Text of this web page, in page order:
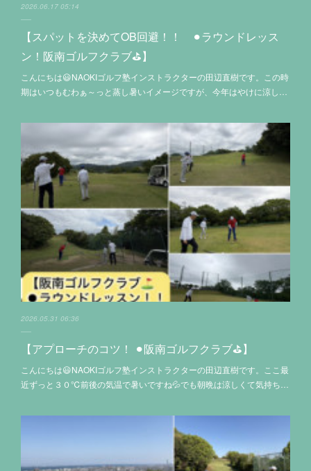
2026.06.17 05:14
【スパットを決めてOB回避！！ ⚫︎ラウンドレッス
ン！阪南ゴルフクラブ⛳️】
こんにちは😃NAOKIゴルフ塾インストラクターの田辺直樹です。この時
期はいつもむわぁ～っと蒸し暑いイメージですが、今年はやけに涼し…
2026.05.31 06:36
【アプローチのコツ！ ⚫︎阪南ゴルフクラブ⛳️】
こんにちは😃NAOKIゴルフ塾インストラクターの田辺直樹です。ここ最
近ずっと３０℃前後の気温で暑いですね💦でも朝晩は涼しくて気持ち…